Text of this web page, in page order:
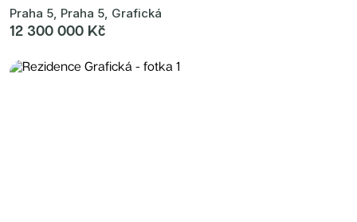
Praha 5, Praha 5, Grafická
12 300 000 Kč